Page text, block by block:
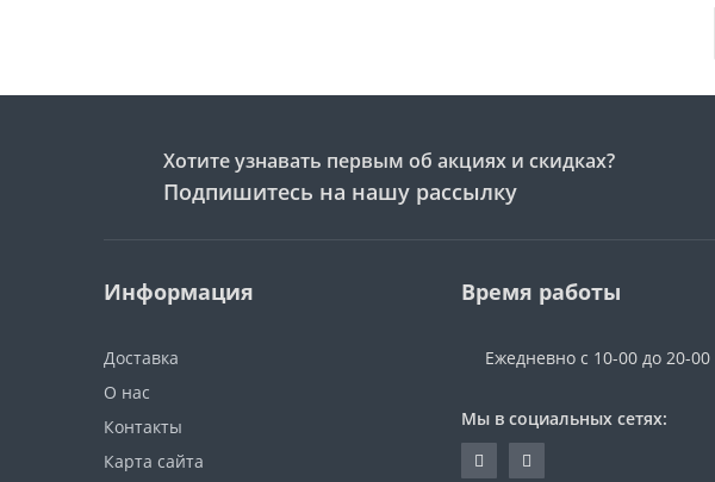
Хотите узнавать первым об акциях и скидках?
Подпишитесь на нашу рассылку
Информация
Доставка
О нас
Контакты
Карта сайта
Время работы
Ежедневно с 10-00 до 20-00
Мы в социальных сетях: